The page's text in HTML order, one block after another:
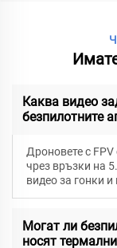
Каква видео
безпилотните
Дроновете с
чрез връзки на
видео за гонки
Могат ли
носят